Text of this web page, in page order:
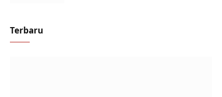
Terbaru